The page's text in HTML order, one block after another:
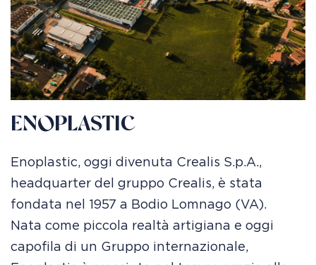
ENOPLASTIC
Enoplastic, oggi divenuta Crealis S.p.A.,
headquarter del gruppo Crealis, è stata
fondata nel 1957 a Bodio Lomnago (VA).
Nata come piccola realtà artigiana e oggi
capofila di un Gruppo internazionale,